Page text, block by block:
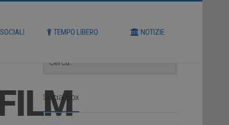
TEMPO LIBERO NOTIZIE
Social Box